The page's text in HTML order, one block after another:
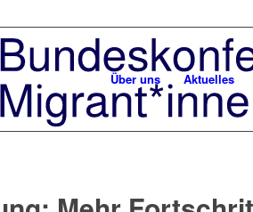
Über uns Aktuelles